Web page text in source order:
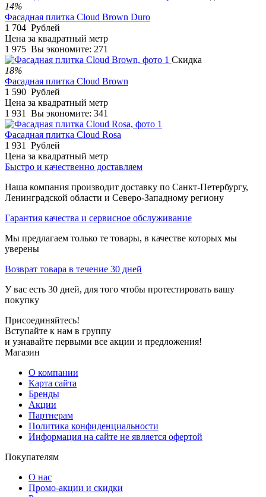
14%
Фасадная плитка Cloud Brown Duro
1 704 Рублей
Цена за квадратный метр
1 975 Вы экономите: 271
Скидка
18%
Фасадная плитка Cloud Brown
1 590 Рублей
Цена за квадратный метр
1 931
Вы экономите: 341
Фасадная плитка Cloud Rosa
1 931
Рублей
Цена за квадратный метр
Быстро и качественно доставляем
Наша компания производит доставку по Санкт-Петербургу,
Ленинградской области и Северо-Западному региону
Гарантия качества и сервисное обслуживание
Мы предлагаем только те товары, в качестве которых мы
уверены
Возврат товара в течение 30 дней
У вас есть 30 дней, для того чтобы протестировать вашу
покупку
Присоединяйтесь!
Вступайте к нам в группу
и узнавайте первыми все акции и предложения!
Магазин
О компании
Карта сайта
Бренды
Акции
Партнерам
Политика конфиденциальности
Информация на сайте не является офертой
Покупателям
О нас
Промо-акции и скидки